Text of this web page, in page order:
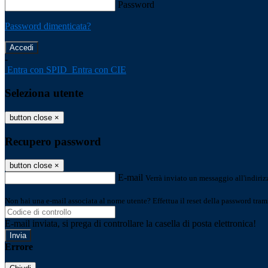
Password
Password dimenticata?
-
Entra con SPID Entra con CIE
Seleziona utente
button close ×
Recupero password
button close ×
E-mail Verrà inviato un messaggio
Non hai una e-mail associata al nome utente? Effettua il reset della password
E-mail inviata, si prega di controllare la casella di posta elettronica!
Errore